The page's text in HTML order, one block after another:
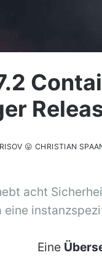
😛 CHRISTIAN
acht
Eine